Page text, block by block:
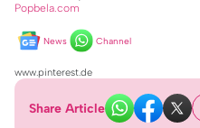
Popbela.com
News Channel
www.pinterest.de
Share Article